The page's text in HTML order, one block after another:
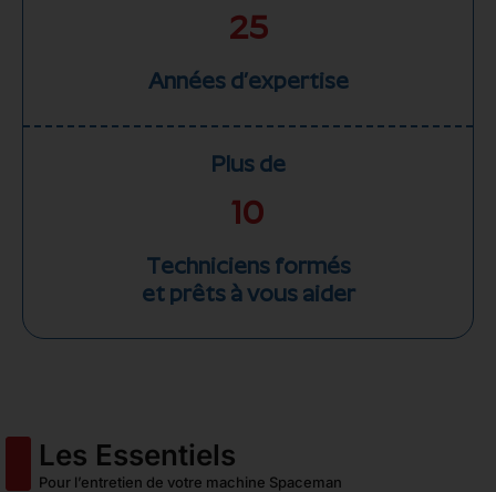
25
Années d’expertise
Plus de
10
Techniciens formés
et prêts à vous aider
Les Essentiels
Pour l’entretien de votre machine Spaceman